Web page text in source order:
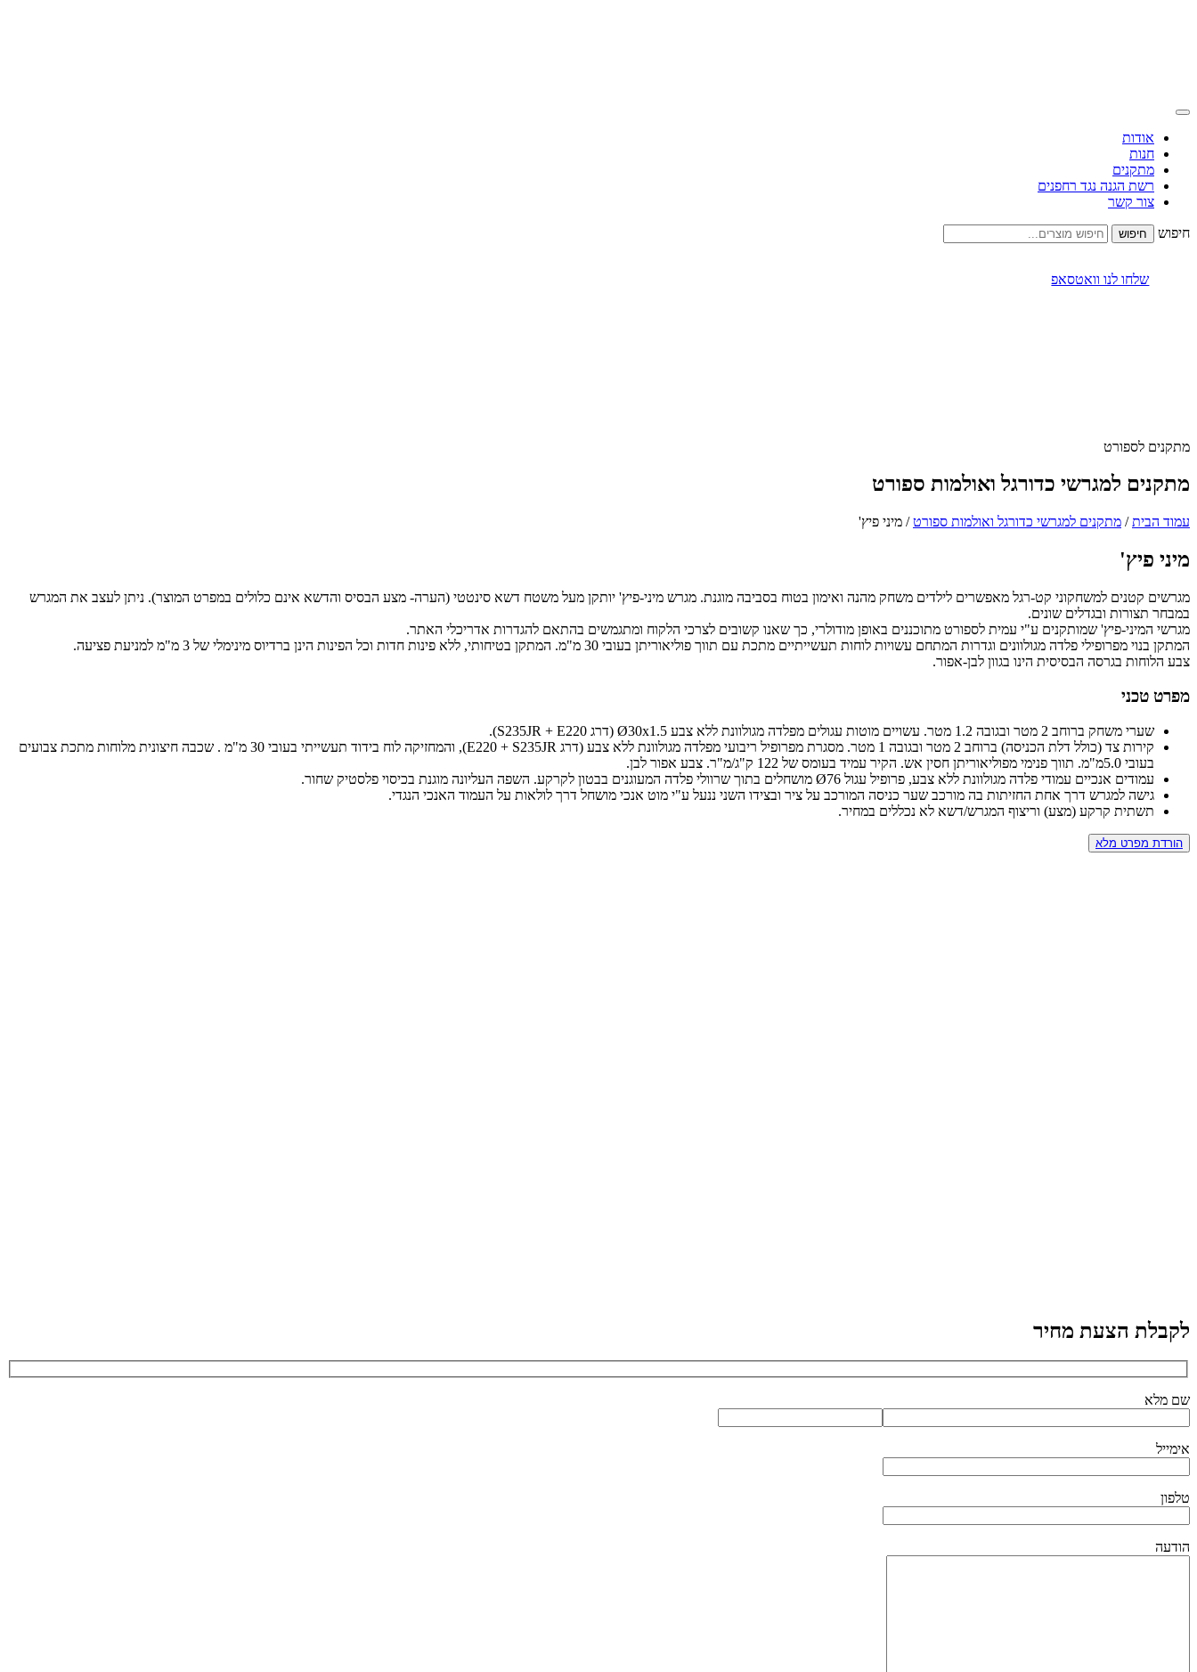
אודות
חנות
מתקנים
רשת הגנה נגד רחפנים
צור קשר
חיפוש
שלחו לנו וואטסאפ
מתקנים לספורט
מתקנים למגרשי כדורגל ואולמות ספורט
עמוד הבית/ מתקנים למגרשי כדורגל ואולמות ספורט/ מיני פיץ'
מיני פיץ'
מגרשים קטנים למשחקוני קט-רגל מאפשרים לילדים משחק מהנה ואימון בטוח בסביבה מוגנת. מגרש מיני-פיץ' יותקן מעל משטח דשא סינטטי (הערה- מצע הבסיס והדשא אינם כלולים במפרט המוצר). ניתן לעצב את המגרש
במבחר תצורות ובגדלים שונים.
מגרשי המיני-פיץ' שמותקנים ע"י עמית לספורט מתוכננים באופן מודולרי, כך שאנו קשובים לצרכי הלקוח ומתגמשים בהתאם להגדרות אדריכלי האתר.
המתקן בנוי מפרופילי פלדה מגולוונים וגדרות המתחם עשויות לוחות תעשייתיים מתכת עם תווך פוליאוריתן בעובי 30 מ"מ. המתקן בטיחותי, ללא פינות חדות וכל הפינות הינן ברדיוס מינימלי של 3 מ"מ למניעת פציעה.
צבע הלוחות בגרסה הבסיסית הינו בגוון לבן-אפור.
מפרט טכני
שערי משחק ברוחב 2 מטר ובגובה 1.2 מטר. עשויים מוטות עגולים מפלדה מגולוונת ללא צבע Ø30x1.5 (דרג S235JR + E220).
קירות צד (כולל דלת הכניסה)
ברוחב 2 מטר ובגובה 1 מטר. מסגרת מפרופיל ריבועי מפלדה מגולוונת ללא צבע (דרג E220 + S235JR), והמחזיקה לוח בידוד תעשייתי בעובי 30 מ"מ . שכבה חיצונית מלוחות מתכת צבועים
בעובי 5.0מ"מ. תווך פנימי מפוליאוריתן חסין אש. הקיר עמיד בעומס של 122 ק"ג/מ"ר. צבע אפור לבן.
עמודים אנכיים עמודי פלדה מגולוונת ללא צבע, פרופיל עגול Ø76 מושחלים בתוך שרוולי פלדה המעוגנים בבטון לקרקע. השפה העליונה מוגנת בכיסוי פלסטיק שחור.
גישה למגרש דרך אחת החזיתות בה מורכב שער כניסה המורכב על ציר ובצידו השני ננעל ע"י מוט אנכי מושחל דרך לולאות על העמוד האנכי הנגדי.
תשתית קרקע (מצע) וריצוף המגרש/דשא לא נכללים במחיר.
הורדת מפרט מלא
לקבלת הצעת מחיר
שם מלא
אימייל
טלפון
הודעה